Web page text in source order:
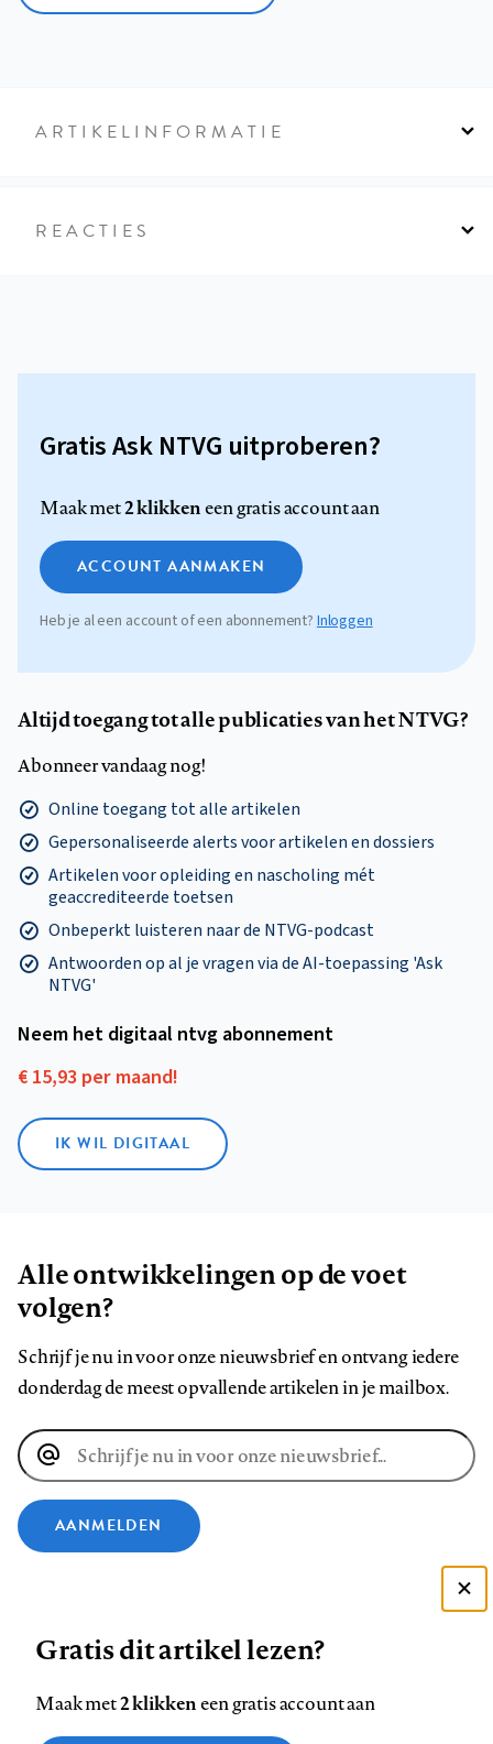
ARTIKELINFORMATIE
REACTIES
Gratis Ask NTVG uitproberen?
Maak met2 klikkeneen gratis account aan
ACCOUNT AANMAKEN
Heb je al een account of een abonnement?Inloggen
Altijd toegang tot alle publicaties van het NTVG?
Abonneer vandaag nog!
Online toegang tot alle artikelen
Gepersonaliseerde alerts voor artikelen en dossiers
Artikelen voor opleiding en nascholing mét
geaccrediteerde toetsen
Onbeperkt luisteren naar de NTVG-podcast
Antwoorden op al je vragen via de AI-toepassing 'Ask
NTVG'
Neem het digitaal ntvg abonnement
€ 15,93 per maand!
IK WIL DIGITAAL
Alle ontwikkelingen op de voet
volgen?
Schrijf je nu in voor onze nieuwsbrief en ontvang iedere
donderdag de meest opvallende artikelen in je mailbox.
E-
mailadres
AANMELDEN
ons
op
ons
op
ons
op
ons
op
ons
op
ons
Gratis dit artikel lezen?
Maak met2 klikkeneen gratis account aan
Zie onze cookie policy